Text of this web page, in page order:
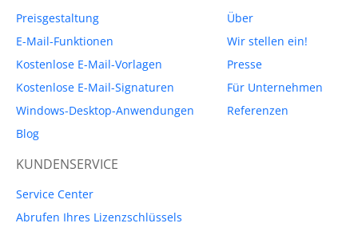
Preisgestaltung
E-Mail-Funktionen
Kostenlose E-Mail-Vorlagen
Kostenlose E-Mail-Signaturen
Windows-Desktop-Anwendungen
Blog
Über
Wir stellen ein!
Presse
Für Unternehmen
Referenzen
KUNDENSERVICE
Service Center
Abrufen Ihres Lizenzschlüssels